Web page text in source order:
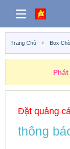
Trang Chủ Box
Đặt quảng
thông